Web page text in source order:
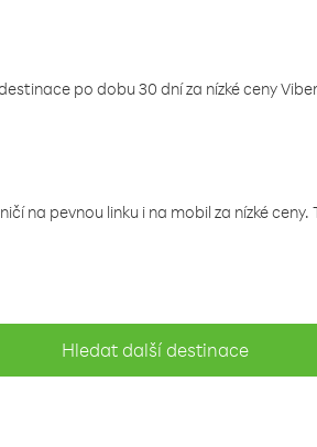
po dobu 30 dní za nízké ceny
na pevnou linku i na mobil za nízké
Hledat další destinace